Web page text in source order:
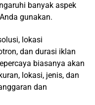
banyak aspek
gunakan.
lokasi
dan durasi iklan
biasanya akan
lokasi, jenis, dan
dan